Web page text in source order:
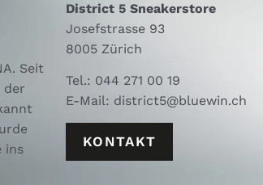
Seit
der
ins
District 5 Sneakerstore
Josefstrasse 93
8005 Zürich
Tel.: 044 271 00 19
E-Mail: district5@bluewin.ch
KONTAKT